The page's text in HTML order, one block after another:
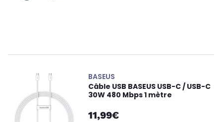
BASEUS
Câble USB BASEUS USB-C / USB-C
30W 480 Mbps 1 mètre
11,99€